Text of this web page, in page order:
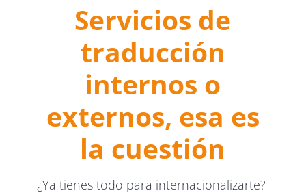
Servicios de
traducción
internos o
externos, esa es
la cuestión
¿Ya tienes todo para internacionalizarte?